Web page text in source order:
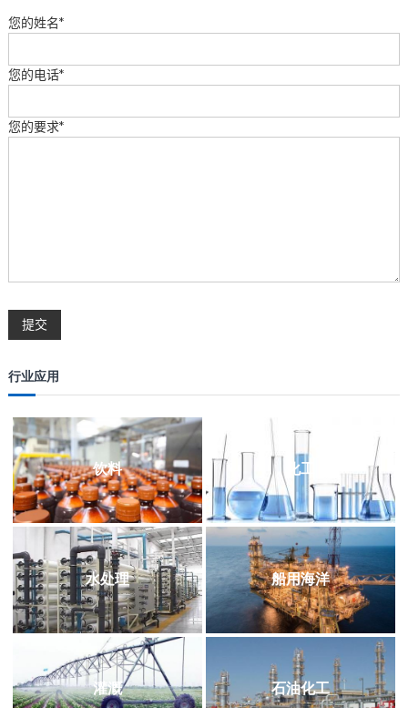
您的姓名*
您的电话*
您的要求*
行业应用
饮料 化工
水处理 船用海洋
灌溉 石油化工